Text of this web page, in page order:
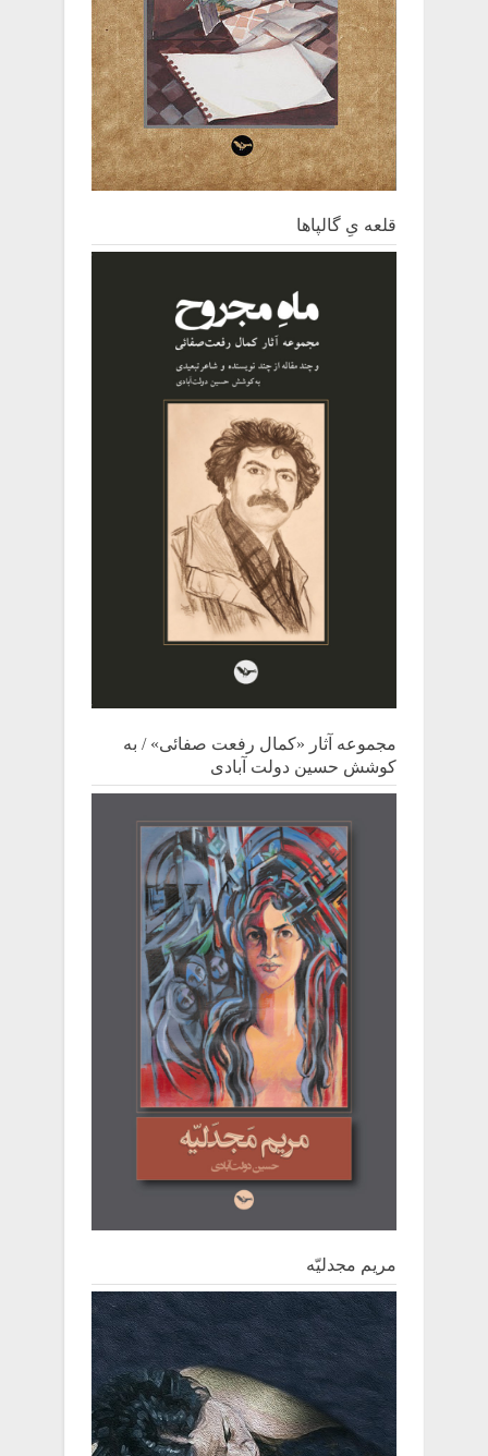
قلعه یِ ‌گالپاها
مجموعه آثار «کمال رفعت صفائی» / به
کوشش حسین دولت آبادی
مریم مجدلیّه